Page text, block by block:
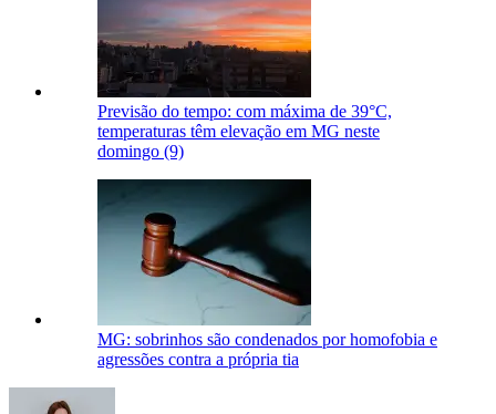
Previsão do tempo: com máxima de 39°C,
temperaturas têm elevação em MG neste
domingo (9)
MG: sobrinhos são condenados por homofobia e
agressões contra a própria tia